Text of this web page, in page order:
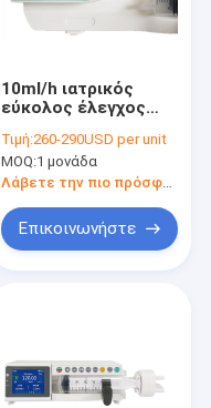
10ml/h ιατρικός
εύκολος έλεγχος
αντλιών 1.5Kg
συρίγγων
Τιμή:260-290USD per unit
MOQ:1 μονάδα
Λάβετε την πιο πρόσφατη τιμή
Επικοινωνήστε